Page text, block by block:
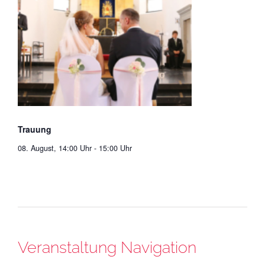
Trauung
08. August, 14:00 Uhr - 15:00 Uhr
Veranstaltung Navigation